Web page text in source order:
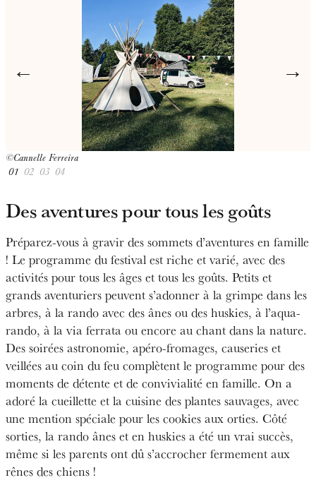
©Cannelle Ferreira
← →
01 02 03 04
Des aventures pour tous les goûts
Préparez-vous à gravir des sommets d’aventures en famille
! Le programme du festival est riche et varié, avec des
activités pour tous les âges et tous les goûts. Petits et
grands aventuriers peuvent s’adonner à la grimpe dans les
arbres, à la rando avec des ânes ou des huskies, à l’aqua-
rando, à la via ferrata ou encore au chant dans la nature.
Des soirées astronomie, apéro-fromages, causeries et
veillées au coin du feu complètent le programme pour des
moments de détente et de convivialité en famille. On a
adoré la cueillette et la cuisine des plantes sauvages, avec
une mention spéciale pour les cookies aux orties. Côté
sorties, la rando ânes et en huskies a été un vrai succès,
même si les parents ont dû s’accrocher fermement aux
rênes des chiens !